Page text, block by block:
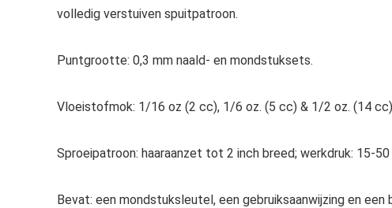
volledig verstuiven spuitpatroon.
Puntgrootte: 0,3 mm naald- en mondstuksets.
Vloeistofmok: 1/16 oz (2 cc), 1/6 oz. (5 cc) & 1/2 oz. (14 cc)
Sproeipatroon: haaraanzet tot 2 inch breed; werkdruk: 15-50
Bevat: een mondstuksleutel, een gebruiksaanwijzing en